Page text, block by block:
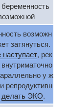
возможн
затянуться.
, рек
у ж
репродуктивн
делать ЭКО.